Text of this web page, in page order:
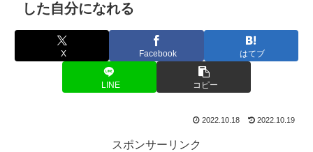
した自分になれる
X Facebook はてブ
LINE コピー
2022.10.18 2022.10.19
スポンサーリンク